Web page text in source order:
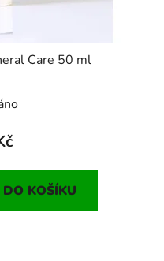
Care 50 ml
DO KOŠÍKU